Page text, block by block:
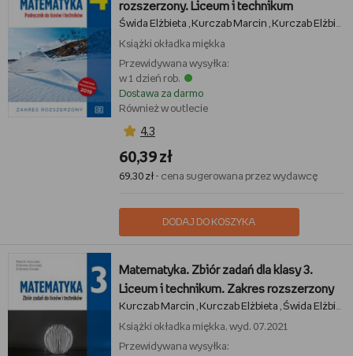
rozszerzony. Liceum i technikum
Świda Elżbieta Kurczab Marcin
Kurczab Elżbieta
Książki okładka miękka
Przewidywana wysyłka:
w 1 dzień rob.
Dostawa za darmo
Również w outlecie
4,3
60,39 zł
69,30 zł- cena sugerowana przez wydawcę
DODAJ DO KOSZYKA
Matematyka. Zbiór zadań dla klasy 3.
Liceum i technikum. Zakres rozszerzony
Kurczab Marcin Kurczab Elżbieta Świda Elżbieta
Książki okładka miękka, wyd. 07.2021
Przewidywana wysyłka: